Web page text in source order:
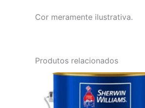
Cor meramente ilustrativa.
Produtos relacionados